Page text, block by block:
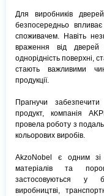
Для виробників
безпосередньо
споживачем. Навіть
враження від
однорідність поверхні,
стають важливими
продукції.
Прагнучи
продукт, компанія
провела роботу з
кольорових виробів.
AkzoNobel є одним зі
матеріалів та
застосовуються у
виробництві,